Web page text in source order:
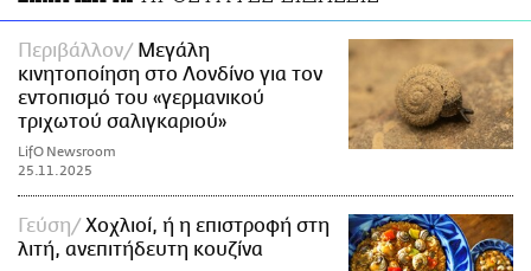
Περιβάλλον
Μεγάλη
κινητοποίηση στο Λονδίνο για τον
εντοπισμό του «γερμανικού
τριχωτού σαλιγκαριού»
LifO Newsroom
25.11.2025
Γεύση
Χοχλιοί, ή η επιστροφή στη
λιτή, ανεπιτήδευτη κουζίνα